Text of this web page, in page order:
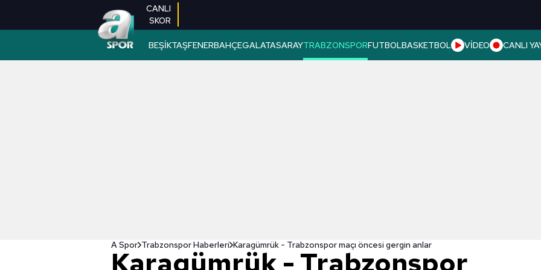
CANLI
SKOR
BEŞİKTAŞFENERBAHÇEGALATASARAYTRABZONSPORFUTBOLBASKETBOL VİDEO CANLI
A Spor Trabzonspor Haberleri Karagümrük - Trabzonspor maçı öncesi gergin anlar
Karagümrük - Trabzonspor